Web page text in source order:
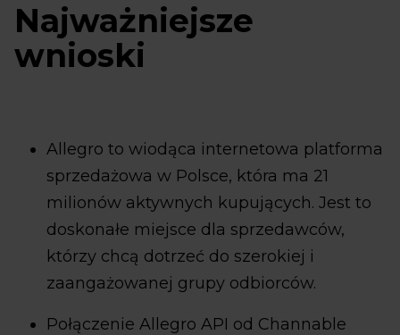
Najważniejsze
wnioski
Allegro to wiodąca internetowa platforma
sprzedażowa w Polsce, która ma 21
milionów aktywnych kupujących. Jest to
doskonałe miejsce dla sprzedawców,
którzy chcą dotrzeć do szerokiej i
zaangażowanej grupy odbiorców.
Połączenie Allegro API od Channable